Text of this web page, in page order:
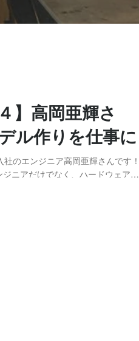
】高岡亜輝さ
ル作りを仕事に
のエンジニア高岡亜輝さんです！
ニアだけでなく、ハードウェアの